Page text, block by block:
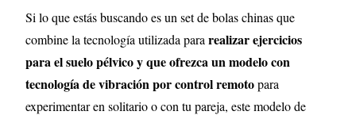
Si lo que estás buscando es un set de bolas chinas que
combine la tecnología utilizada para realizar ejercicios
para el suelo pélvico y que ofrezca un modelo con
tecnología de vibración por control remotopara
experimentar en solitario o con tu pareja, este modelo de